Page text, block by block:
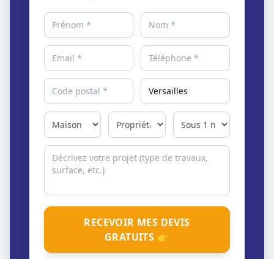
RECEVOIR MES DEVIS
GRATUITS 👉